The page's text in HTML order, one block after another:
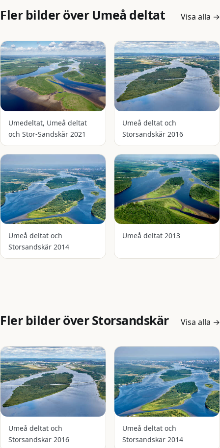
Fler bilder över Umeå deltat Visa alla →
Umedeltat, Umeå deltat
och Stor-Sandskär 2021
Umeå deltat och
Storsandskär 2016
Umeå deltat och
Storsandskär 2014
Umeå deltat 2013
Fler bilder över Storsandskär Visa alla →
Umeå deltat och
Storsandskär 2016
Umeå deltat och
Storsandskär 2014